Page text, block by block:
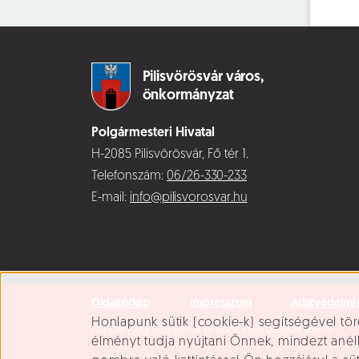
Süti beállítások
Honlapunk sütik (cookie-k) segítségével
élményt tudja nyújtani Önnek, mindezt
Pilisvörösvár város,
önkormányzat
Polgármesteri Hivatal
H-2085 Pilisvörösvár, Fő tér 1.
Telefonszám: 06/26-330-233
E-mail: info@pilisvorosvar.hu
Minden jog fenntartva © 2026 Pilisvörösvár Város